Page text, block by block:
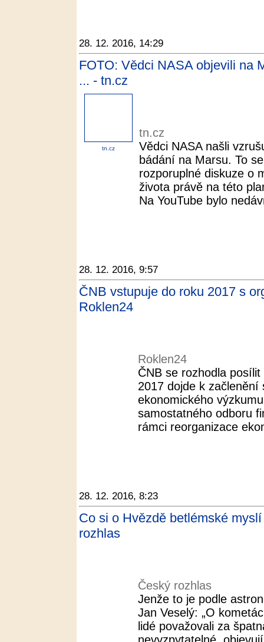
28. 12. 2016, 14:29
FOTO: Vědci NASA objevili na
... - tn.cz
tn.cz
tn.cz
Vědci NASA našli
bádání na Marsu. To
rozporuplné diskuze o
života právě na této
Na YouTube bylo
28. 12. 2016, 9:57
ČNB vstupuje do roku 2017 s
Roklen24
Roklen24
ČNB se rozhodla
2017 dojde k
ekonomického
samostatného odboru
rámci reorganizace
28. 12. 2016, 8:23
Co si o Hvězdě betlémské
rozhlas
Český rozhlas
Jenže to je podle
Jan Veselý: „O
lidé považovali za